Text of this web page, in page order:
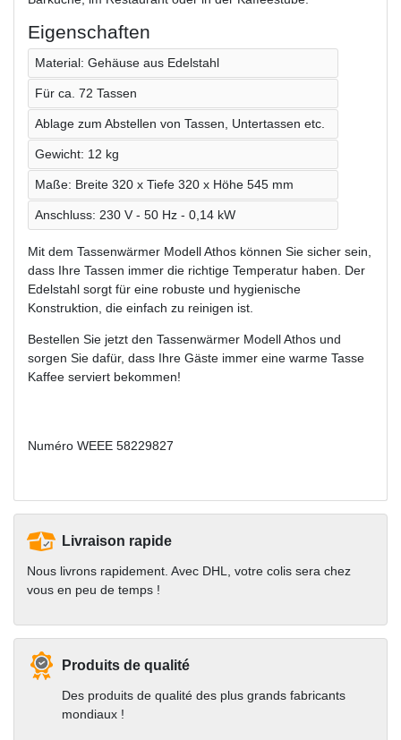
Eigenschaften
Material: Gehäuse aus Edelstahl
Für ca. 72 Tassen
Ablage zum Abstellen von Tassen, Untertassen etc.
Gewicht: 12 kg
Maße: Breite 320 x Tiefe 320 x Höhe 545 mm
Anschluss: 230 V - 50 Hz - 0,14 kW
Mit dem Tassenwärmer Modell Athos können Sie sicher sein,
dass Ihre Tassen immer die richtige Temperatur haben. Der
Edelstahl sorgt für eine robuste und hygienische
Konstruktion, die einfach zu reinigen ist.
Bestellen Sie jetzt den Tassenwärmer Modell Athos und
sorgen Sie dafür, dass Ihre Gäste immer eine warme Tasse
Kaffee serviert bekommen!
Numéro WEEE 58229827
Livraison rapide
Nous livrons rapidement. Avec DHL, votre colis sera chez
vous en peu de temps !
Produits de qualité
Des produits de qualité des plus grands fabricants
mondiaux !